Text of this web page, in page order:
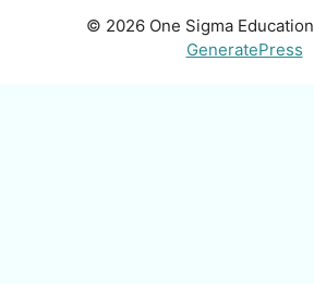
© 2026 One Sigma Education
GeneratePress